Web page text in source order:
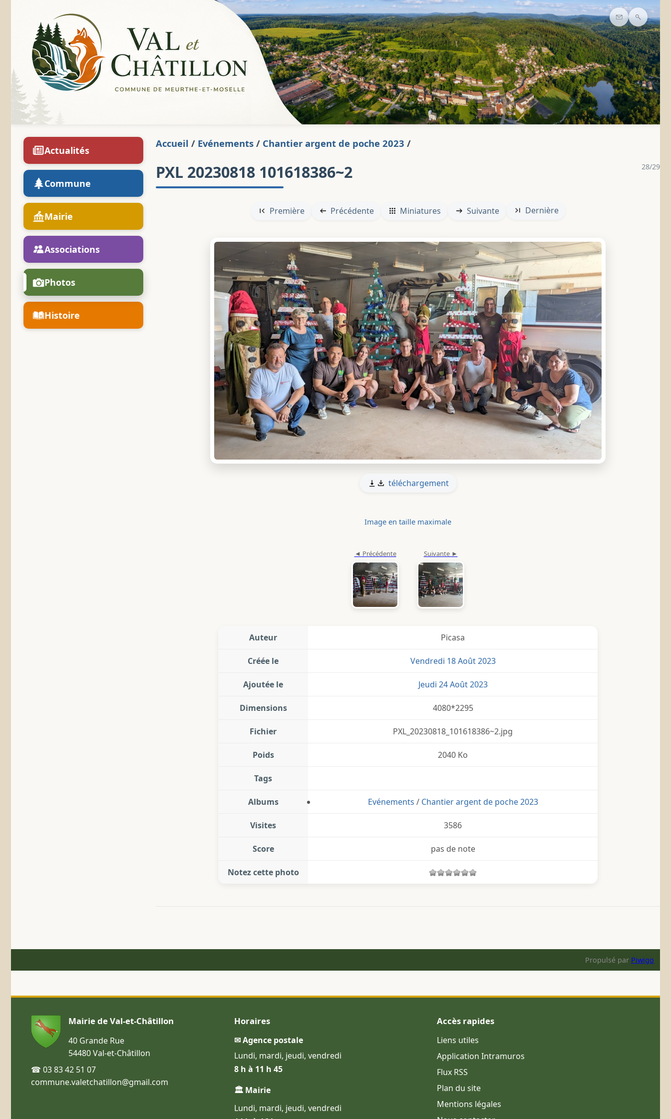
Contact
Actualités
Commune
Mairie
Associations
Photos
Histoire
Accueil / Evénements / Chantier argent de poche 2023 /
28/29
PXL 20230818 101618386~2
Première Précédente Miniatures Suivante Dernière
téléchargement
Image en taille maximale
Auteur Picasa
Créée le Vendredi 18 Août 2023
Ajoutée le Jeudi 24 Août 2023
Dimensions 4080*2295
Fichier PXL_20230818_101618386~2.jpg
Poids 2040 Ko
Tags
Albums Evénements / Chantier argent de poche 2023
Visites 3586
Score pas de note
Notez cette photo
Propulsé par Piwigo
Mairie de Val-et-Châtillon
40 Grande Rue
54480 Val-et-Châtillon
☎ 03 83 42 51 07
commune.valetchatillon@gmail.com
Horaires
✉ Agence postale
Lundi, mardi, jeudi, vendredi
8 h à 11 h 45
🏛 Mairie
Lundi, mardi, jeudi, vendredi
Accès rapides
Liens utiles
Application Intramuros
Flux RSS
Plan du site
Mentions légales